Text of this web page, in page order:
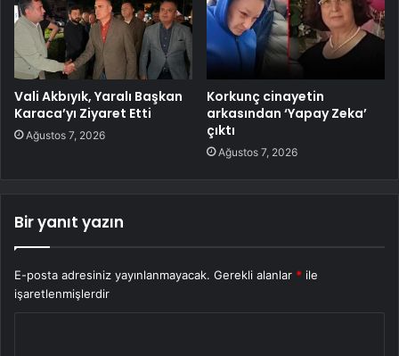
Vali Akbıyık, Yaralı Başkan
Karaca’yı Ziyaret Etti
Ağustos 7, 2026
Korkunç cinayetin
arkasından ‘Yapay Zeka’
çıktı
Ağustos 7, 2026
Bir yanıt yazın
E-posta adresiniz yayınlanmayacak. Gerekli alanlar * ile
işaretlenmişlerdir